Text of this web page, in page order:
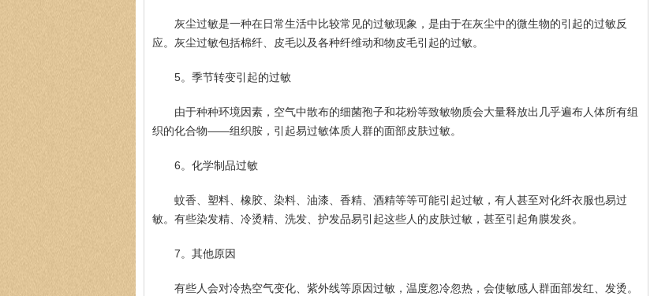
灰尘过敏是一种在日常生活中比较常见的过敏现象，是由于在灰尘中的微生物的引起的过敏反
应。灰尘过敏包括棉纤、皮毛以及各种纤维动和物皮毛引起的过敏。
5。季节转变引起的过敏
由于种种环境因素，空气中散布的细菌孢子和花粉等致敏物质会大量释放出几乎遍布人体所有组
织的化合物——组织胺，引起易过敏体质人群的面部皮肤过敏。
6。化学制品过敏
蚊香、塑料、橡胶、染料、油漆、香精、酒精等等可能引起过敏，有人甚至对化纤衣服也易过
敏。有些染发精、冷烫精、洗发、护发品易引起这些人的皮肤过敏，甚至引起角膜发炎。
7。其他原因
有些人会对冷热空气变化、紫外线等原因过敏，温度忽冷忽热，会使敏感人群面部发红、发烫。